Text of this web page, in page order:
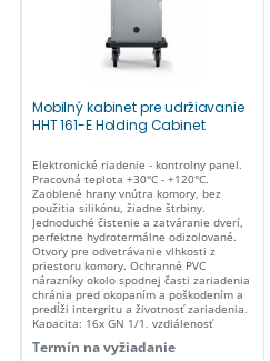
Mobilný kabinet pre udržiavanie
HHT 161-E Holding Cabinet
Elektronické riadenie - kontrolny panel.
Pracovná teplota +30°C - +120°C.
Zaoblené hrany vnútra komory, bez
použitia silikónu, žiadne štrbiny.
Jednoduché čistenie a zatváranie dverí,
perfektne hydrotermálne odizolované.
Otvory pre odvetrávanie vlhkosti z
priestoru komory. Ochranné PVC
nárazníky okolo spodnej časti zariadenia
chránia pred okopaním a poškodením a
predĺži intergritu a životnosť zariadenia.
Kapacita: 16x GN 1/1, vzdiálenosť
Príkon: 2 kW/230V. Rozmer v mm: 550 x
Termín na vyžiadanie